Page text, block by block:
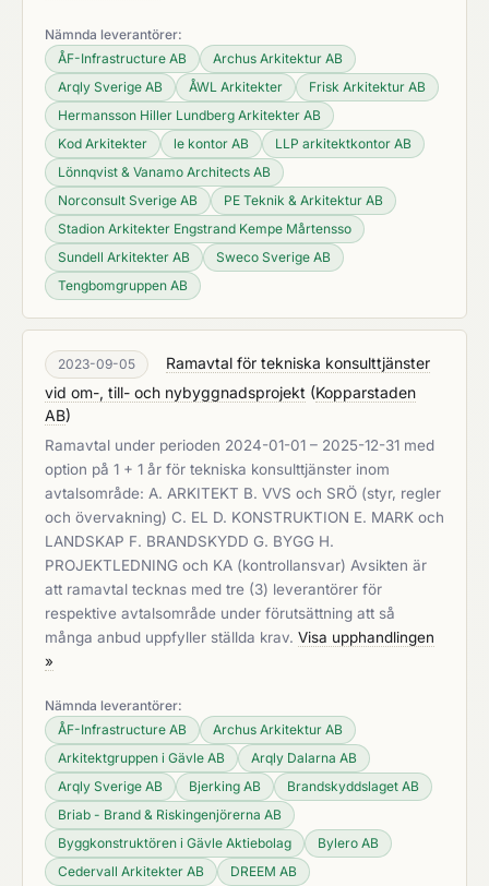
Nämnda leverantörer:
ÅF-Infrastructure AB
Archus Arkitektur AB
Arqly Sverige AB
ÅWL Arkitekter
Frisk Arkitektur AB
Hermansson Hiller Lundberg Arkitekter AB
Kod Arkitekter
le kontor AB
LLP arkitektkontor AB
Lönnqvist & Vanamo Architects AB
Norconsult Sverige AB
PE Teknik & Arkitektur AB
Stadion Arkitekter Engstrand Kempe Mårtensso
Sundell Arkitekter AB
Sweco Sverige AB
Tengbomgruppen AB
2023-09-05
Ramavtal för tekniska konsulttjänster
vid om-, till- och nybyggnadsprojekt (Kopparstaden
AB)
Ramavtal under perioden 2024-01-01 – 2025-12-31 med
option på 1 + 1 år för tekniska konsulttjänster inom
avtalsområde: A. ARKITEKT B. VVS och SRÖ (styr, regler
och övervakning) C. EL D. KONSTRUKTION E. MARK och
LANDSKAP F. BRANDSKYDD G. BYGG H.
PROJEKTLEDNING och KA (kontrollansvar) Avsikten är
att ramavtal tecknas med tre (3) leverantörer för
respektive avtalsområde under förutsättning att så
många anbud uppfyller ställda krav. Visa upphandlingen
»
Nämnda leverantörer:
ÅF-Infrastructure AB
Archus Arkitektur AB
Arkitektgruppen i Gävle AB
Arqly Dalarna AB
Arqly Sverige AB
Bjerking AB
Brandskyddslaget AB
Briab - Brand & Riskingenjörerna AB
Byggkonstruktören i Gävle Aktiebolag
Bylero AB
Cedervall Arkitekter AB
DREEM AB